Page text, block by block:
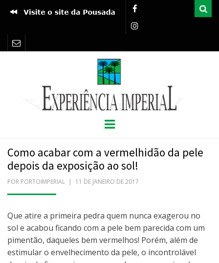
EXPERIÊNCIA
IMPERIAL
Menu
Como acabar com a vermelhidão da pele
depois da exposição ao sol!
POR PORTOIMPERIAL
POSTADO
11 DE JANEIRO DE 2017
Que atire a primeira pedra quem nunca exagerou no
sol e acabou ficando com a pele bem parecida com um
pimentão, daqueles bem vermelhos! Porém, além de
estimular o envelhecimento da pele, o incontrolável